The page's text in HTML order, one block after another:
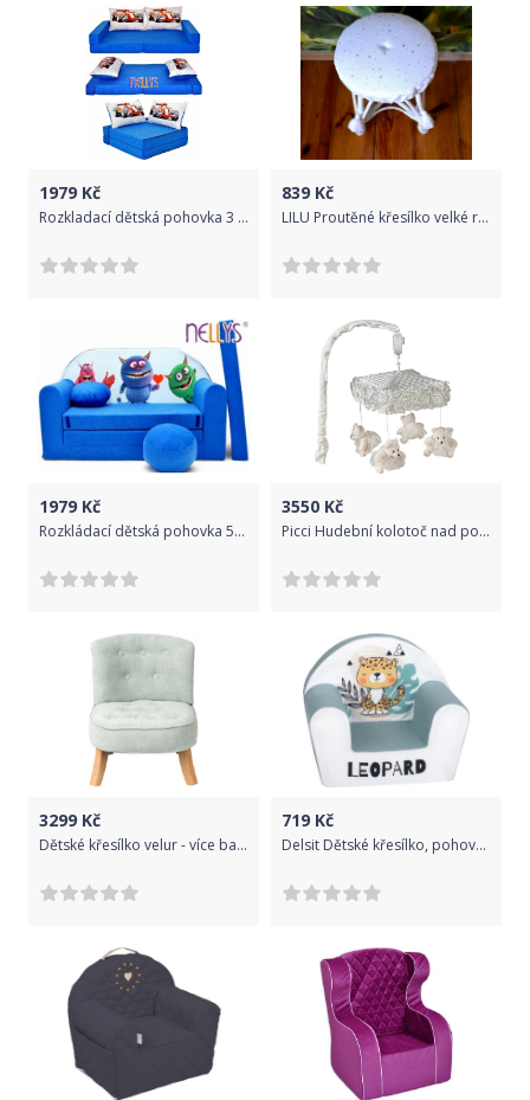
1979 Kč
Rozkladací dětská pohovka 3 v 1 - P15
839 Kč
LILU Proutěné křesílko velké růžová
1979 Kč
Rozkládací dětská pohovka 54R
3550 Kč
Picci Hudební kolotoč nad postýlku FLORA, krémová
3299 Kč
Dětské křesílko velur - více barev zelená + nohy 17cm
719 Kč
Delsit Dětské křesílko, pohovka - Leopard